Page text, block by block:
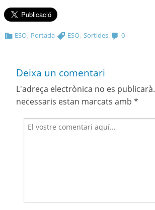
ESO, Portada ESO,Sortides 0
Deixa un comentari
L'adreça electrònica no es publicarà.
necessaris estan marcats amb *